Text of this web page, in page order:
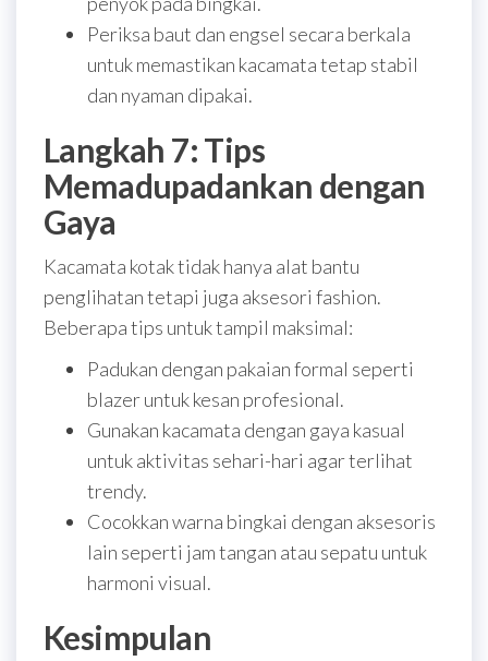
Periksa baut dan engsel secara berkala
untuk memastikan kacamata tetap stabil
dan nyaman dipakai.
Langkah 7: Tips
Memadupadankan dengan
Gaya
Kacamata kotak tidak hanya alat bantu
penglihatan tetapi juga aksesori fashion.
Beberapa tips untuk tampil maksimal:
Padukan dengan pakaian formal seperti
blazer untuk kesan profesional.
Gunakan kacamata dengan gaya kasual
untuk aktivitas sehari-hari agar terlihat
trendy.
Cocokkan warna bingkai dengan aksesoris
lain seperti jam tangan atau sepatu untuk
harmoni visual.
Kesimpulan